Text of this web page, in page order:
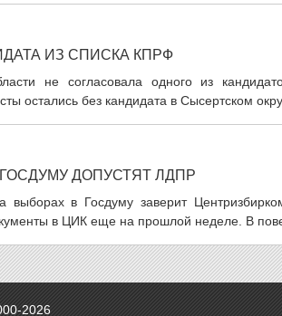
ИЗ СПИСКА КПРФ
не согласовала одного из
остались без кандидата в Сысертском
ДОПУСТЯТ ЛДПР
выборах в Госдуму заверит
в ЦИК еще на прошлой неделе. В
2026